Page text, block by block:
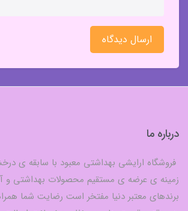
ارسال دیدگاه
درباره ما
زمینه ی عرضه ی مستقیم محصولات بهداشتی و
برندهای معتبر دنیا مفتخر است رضایت شما